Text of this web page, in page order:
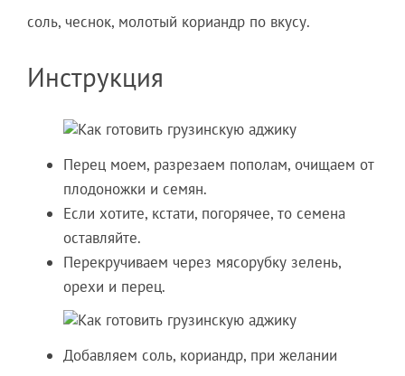
соль, чеснок, молотый кориандр по вкусу.
Инструкция
Перец моем, разрезаем пополам, очищаем от
плодоножки и семян.
Если хотите, кстати, погорячее, то семена
оставляйте.
Перекручиваем через мясорубку зелень,
орехи и перец.
Добавляем соль, кориандр, при желании